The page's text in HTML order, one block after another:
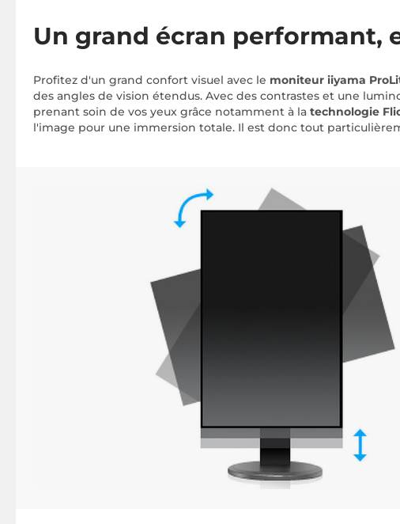
Un grand écran performant,
Profitez d'un grand confort visuel avec le moniteur iiyama
des angles de vision étendus. Avec des contrastes et une
prenant soin de vos yeux grâce notamment à la technologie
l'image pour une immersion totale. Il est donc tout